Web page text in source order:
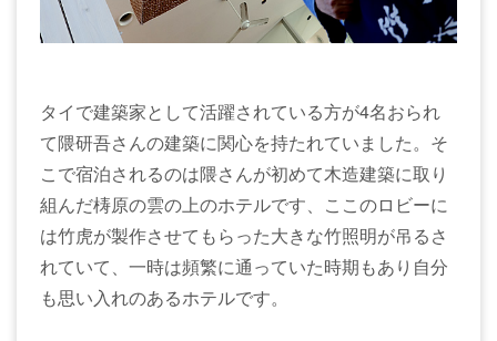
タイで建築家として活躍されている方が4名おられ
て隈研吾さんの建築に関心を持たれていました。そ
こで宿泊されるのは隈さんが初めて木造建築に取り
組んだ梼原の雲の上のホテルです、ここのロビーに
は竹虎が製作させてもらった大きな竹照明が吊るさ
れていて、一時は頻繁に通っていた時期もあり自分
も思い入れのあるホテルです。